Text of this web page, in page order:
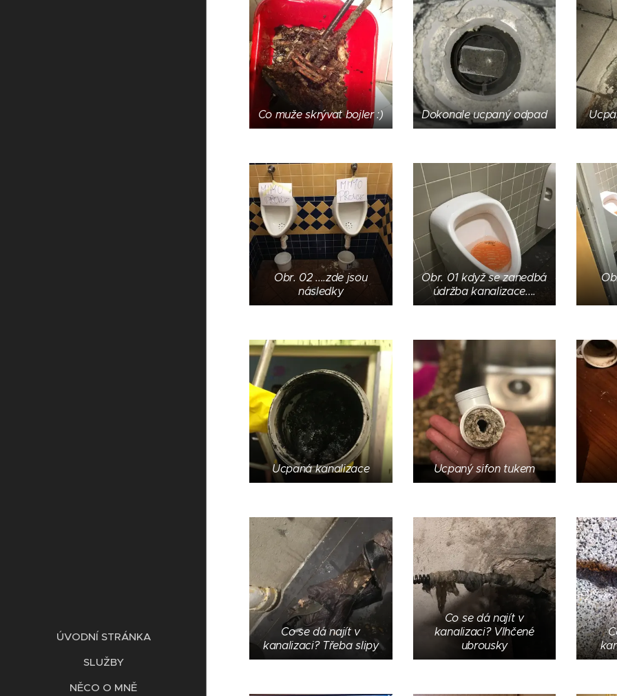
ÚVODNÍ STRÁNKA
SLUŽBY
NĚCO O MNĚ
Co muže skrývat bojler :) Dokonale ucpaný odpad
Obr. 02 ....zde jsou
následky
Obr. 01 když se zanedbá
údržba kanalizace....
Ucpaná kanalizace Ucpaný sifon tukem
Co se dá najít v
kanalizaci? Třeba slipy
Co se dá najít v
kanalizaci? Vlhčené
ubrousky